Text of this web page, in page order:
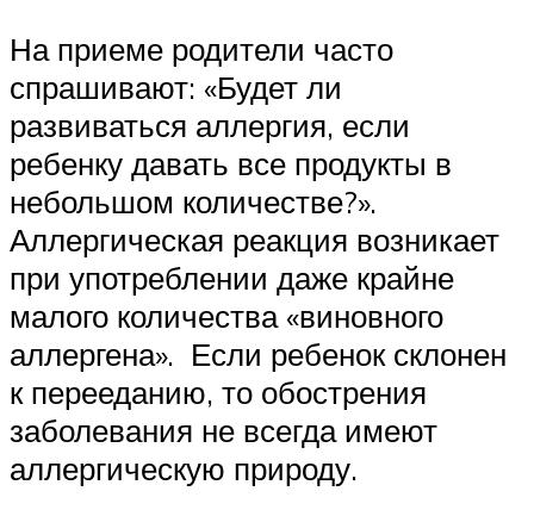
На приеме родители часто
спрашивают: «Будет ли
развиваться аллергия, если
ребенку давать все продукты в
небольшом количестве?».
Аллергическая реакция возникает
при употреблении даже крайне
малого количества «виновного
аллергена». Если ребенок склонен
к перееданию, то обострения
заболевания не всегда имеют
аллергическую природу.